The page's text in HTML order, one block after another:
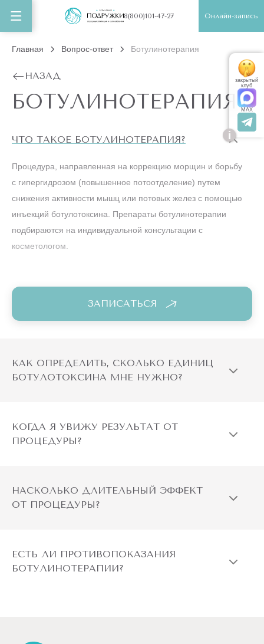
8(800)101-47-27 Онлайн-запись
Главная Вопрос-ответ Ботулинотерапия
НАЗАД
БОТУЛИНОТЕРАПИЯ
ЧТО ТАКОЕ БОТУЛИНОТЕРАПИЯ?
Процедура, направленная на коррекцию морщин и борьбу
с гипергидрозом (повышенное потоотделение) путем
снижения активности мышц или потовых желез с помощью
инъекций ботулотоксина. Препараты ботулинотерапии
подбираются на индивидуальной консультации с
косметологом.
ЗАПИСАТЬСЯ
КАК ОПРЕДЕЛИТЬ, СКОЛЬКО ЕДИНИЦ
БОТУЛОТОКСИНА МНЕ НУЖНО?
КОГДА Я УВИЖУ РЕЗУЛЬТАТ ОТ
ПРОЦЕДУРЫ?
НАСКОЛЬКО ДЛИТЕЛЬНЫЙ ЭФФЕКТ
ОТ ПРОЦЕДУРЫ?
ЕСТЬ ЛИ ПРОТИВОПОКАЗАНИЯ
БОТУЛИНОТЕРАПИИ?
i
закрытый
клуб
MAX